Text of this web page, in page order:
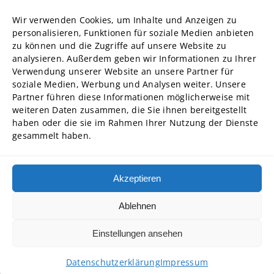
Wir verwenden Cookies, um Inhalte und Anzeigen zu
personalisieren, Funktionen für soziale Medien anbieten
zu können und die Zugriffe auf unsere Website zu
analysieren. Außerdem geben wir Informationen zu Ihrer
Verwendung unserer Website an unsere Partner für
soziale Medien, Werbung und Analysen weiter. Unsere
Partner führen diese Informationen möglicherweise mit
weiteren Daten zusammen, die Sie ihnen bereitgestellt
haben oder die sie im Rahmen Ihrer Nutzung der Dienste
gesammelt haben.
Akzeptieren
Ablehnen
Einstellungen ansehen
DatenschutzerklärungImpressum
Struktur und Organe
Stellenausschreibungen
Diversity Management
Hochschulpartner
ADG Business School an der Steinbeis-Hochschule GmbH
SBA | Management School der Steinbeis Hochschule
Steinbeis School of International Business and Entrepreneurship
(SIBE) GmbH
Steinbeis University – Schools of Next Practices GmbH